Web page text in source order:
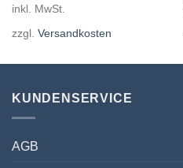
inkl. MwSt.
zzgl. Versandkosten
KUNDENSERVICE
AGB